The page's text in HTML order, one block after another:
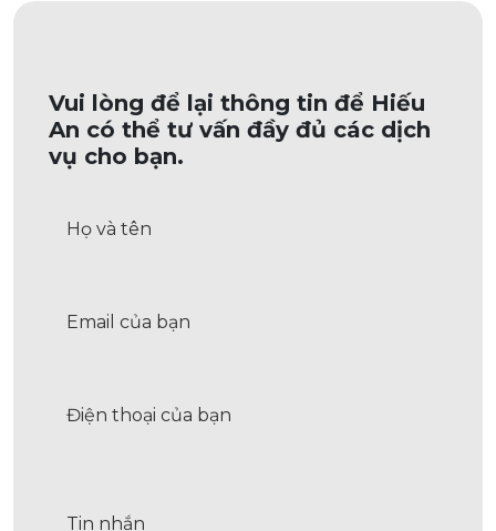
Vui lòng để lại thông tin để Hiếu
An có thể tư vấn đầy đủ các dịch
vụ cho bạn.